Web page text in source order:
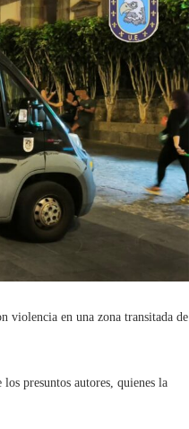
violencia en una zona transitada de
presuntos autores, quienes la